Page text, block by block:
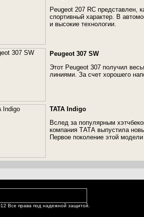
Peugeot 207 RC представлен,
спортивный характер. В
и высокие технологии.
Peugeot 307 SW
Этот Peugeot 307 получил
линиями. За счет хорошего
TATA Indigo
Вслед за популярным
компания ТАТА выпустила
Первое поколение этой
Все права под надежной защитой.